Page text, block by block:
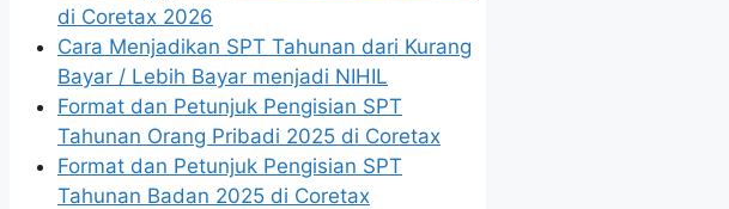
di Coretax 2026
Cara Menjadikan SPT Tahunan dari Kurang
Bayar / Lebih Bayar menjadi NIHIL
Format dan Petunjuk Pengisian SPT
Tahunan Orang Pribadi 2025 di Coretax
Format dan Petunjuk Pengisian SPT
Tahunan Badan 2025 di Coretax